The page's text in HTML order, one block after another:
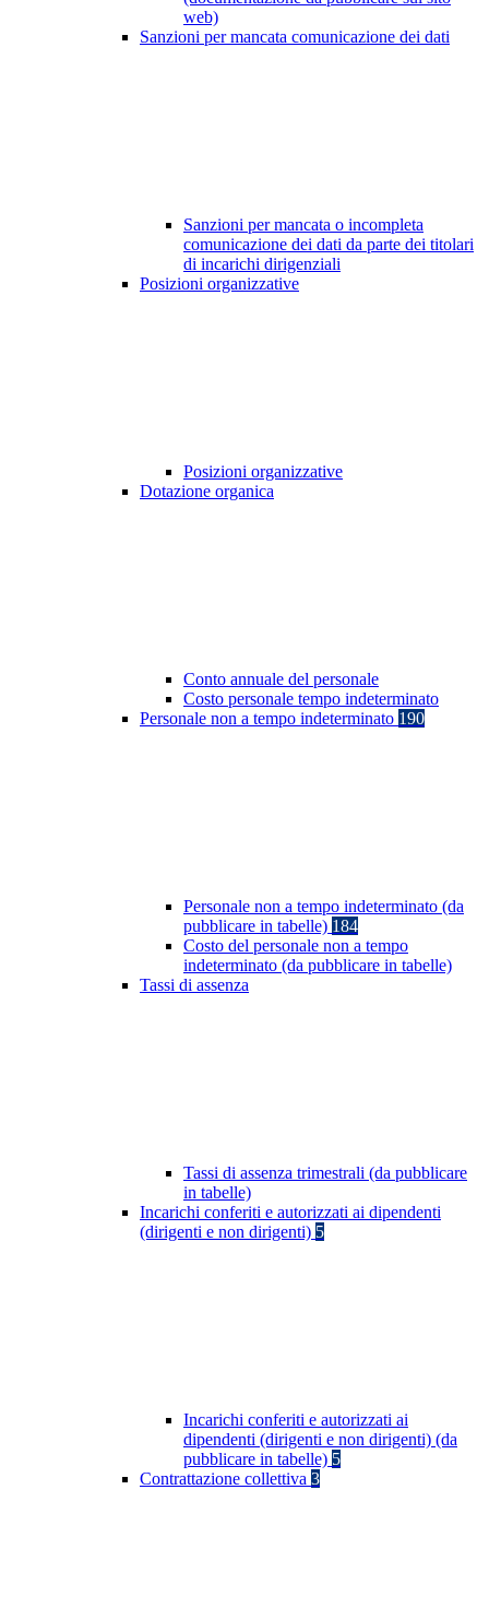
web)
Sanzioni per mancata comunicazione dei dati
Sanzioni per mancata o incompleta
comunicazione dei dati da parte dei titolari
di incarichi dirigenziali
Posizioni organizzative
Posizioni organizzative
Dotazione organica
Conto annuale del personale
Costo personale tempo indeterminato
Personale non a tempo indeterminato 190
Personale non a tempo indeterminato (da
pubblicare in tabelle) 184
Costo del personale non a tempo
indeterminato (da pubblicare in tabelle)
Tassi di assenza
Tassi di assenza trimestrali (da pubblicare
in tabelle)
Incarichi conferiti e autorizzati ai dipendenti
(dirigenti e non dirigenti) 5
Incarichi conferiti e autorizzati ai
dipendenti (dirigenti e non dirigenti) (da
pubblicare in tabelle) 5
Contrattazione collettiva 3